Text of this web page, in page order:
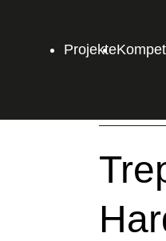
Projekte